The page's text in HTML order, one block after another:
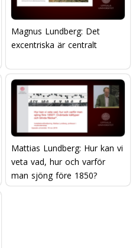
Magnus Lundberg: Det
excentriska är centralt
Mattias Lundberg: Hur kan vi
veta vad, hur och varför
man sjöng före 1850?
Oväntade källtyper och